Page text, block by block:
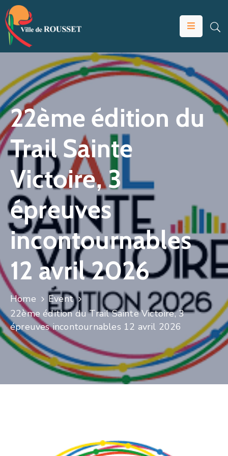
VOTRE
VIVRE
À
ROUSSET
ÉDUCATION
ET
JEUNESSE
SOLIDARITÉS
ÉCONOMIE
ANIMATION
CULTURE
SPORTS
22ème édition du
Trail Sainte
Victoire, 3
épreuves
incontournables
12 avril 2026
Home
Event
22ème édition du Trail Sainte Victoire, 3
épreuves incontournables 12 avril 2026